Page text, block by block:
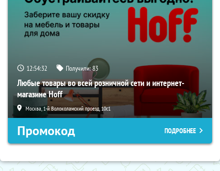
12:54:30 Получили:83
Любые товары во всей розничной сети и интернет-
магазине Hoff
Москва, 1-й Волоколамский проезд, 10с1
Промокод ПОДРОБНЕЕ